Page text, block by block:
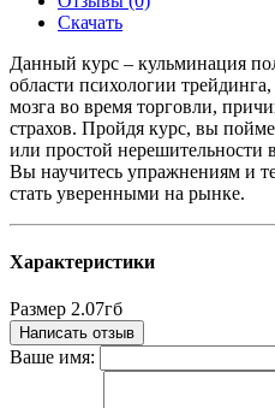
Скачать
Данный курс – кульминация
области психологии
мозга во время торговли,
страхов. Пройдя курс, вы
или простой нерешительности
Вы научитесь упражнениям и
стать уверенными на рынке.
Характеристики
Размер 2.07гб
Написать отзыв
Ваше имя: